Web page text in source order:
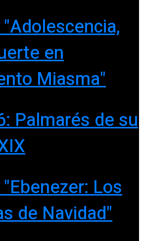
en
Miasma"
Palmarés de su
Los
de Navidad"